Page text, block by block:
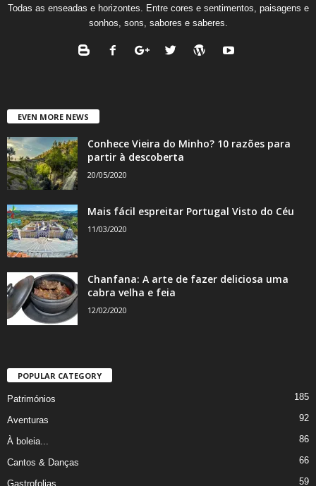
Todas as enseadas e horizontes. Entre cores e sentimentos, paisagens e
sonhos, sons, sabores e saberes.
EVEN MORE NEWS
Conhece Vieira do Minho? 10 razões para
partir à descoberta
20/05/2020
Mais fácil espreitar Portugal Visto do Céu
11/03/2020
Chanfana: A arte de fazer deliciosa uma
cabra velha e feia
12/02/2020
POPULAR CATEGORY
Patrimónios 185
Aventuras 92
À boleia... 86
Cantos & Danças 66
Gastrofolias 59